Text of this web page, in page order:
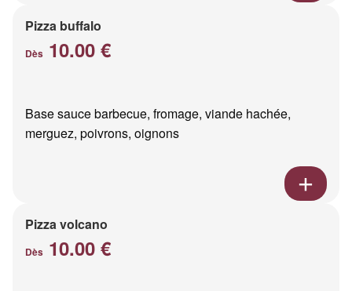
Pizza buffalo
Dès 10.00 €
Base sauce barbecue, fromage, viande hachée,
merguez, poivrons, oignons
Pizza volcano
Dès 10.00 €